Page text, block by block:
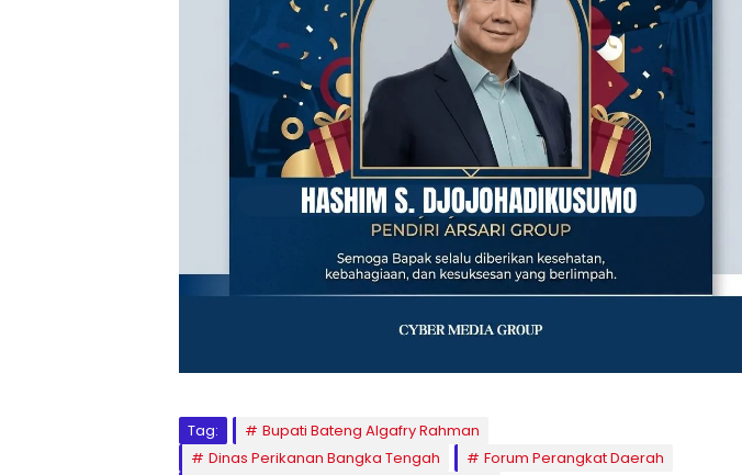
Tag:
Bupati Bateng Algafry Rahman
Dinas Perikanan Bangka Tengah
Forum Perangkat Daerah